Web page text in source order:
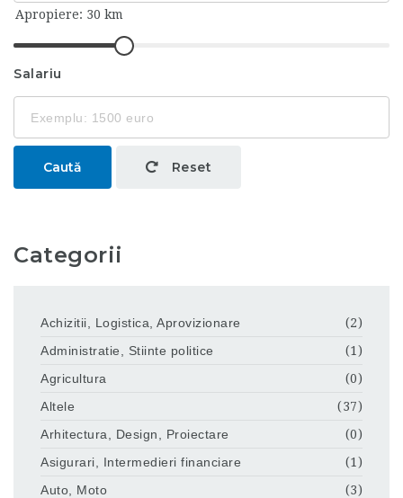
Salariu
Caută Reset
Categorii
Achizitii, Logistica, Aprovizionare
(2)
Administratie, Stiinte politice
(1)
Agricultura
(0)
Altele
(37)
Arhitectura, Design, Proiectare
(0)
Asigurari, Intermedieri financiare
(1)
Auto, Moto
(3)